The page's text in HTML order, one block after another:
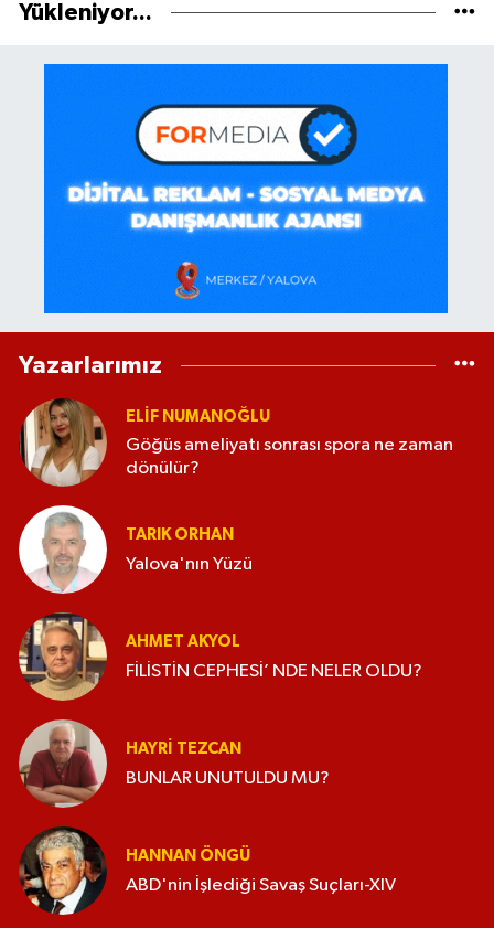
Yükleniyor...
Yazarlarımız
ELİF NUMANOĞLU
Göğüs ameliyatı sonrası spora ne zaman
dönülür?
TARIK ORHAN
Yalova'nın Yüzü
AHMET AKYOL
FİLİSTİN CEPHESİ’ NDE NELER OLDU?
HAYRI TEZCAN
BUNLAR UNUTULDU MU?
HANNAN ÖNGÜ
ABD'nin İşlediği Savaş Suçları-XIV